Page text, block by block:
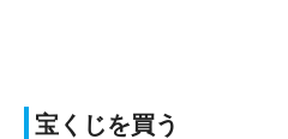
宝くじを買う